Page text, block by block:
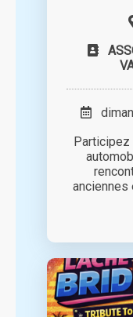
Participez
anciennes